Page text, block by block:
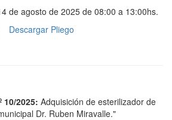
de agosto de 2025 de 08:00 a 13:00hs.
Descargar Pliego
10/2025: Adquisición de esterilizador de
Dr. Ruben Miravalle."